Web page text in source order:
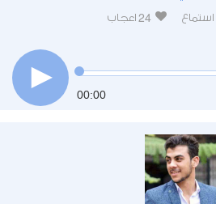
استماع 24 اعجاب
00:00